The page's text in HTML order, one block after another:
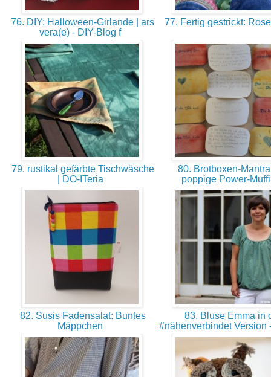
76. DIY: Halloween-Girlande | ars
vera(e) - DIY-Blog f
77. Fertig gestrickt:
79. rustikal gefärbte Tischwäsche
| DO-ITeria
80. Brotboxen-
poppige Power-
82. Susis Fadensalat: Buntes
Mäppchen
83. Bluse Emma in
#nähenverbindet Version